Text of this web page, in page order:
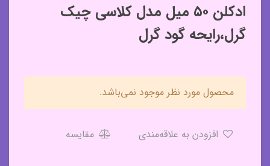
ادکلن ۵۰ میل مدل کلاسی چیک
گرل،رایحه گود گرل
محصول مورد نظر موجود نمی‌باشد.
مقایسه